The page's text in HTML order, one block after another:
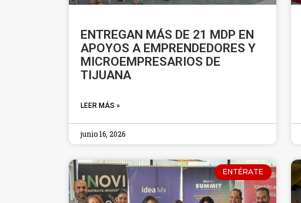
ENTREGAN MÁS DE 21 MDP EN
APOYOS A EMPRENDEDORES Y
MICROEMPRESARIOS DE
TIJUANA
LEER MÁS »
junio 16, 2026
ENTÉRATE